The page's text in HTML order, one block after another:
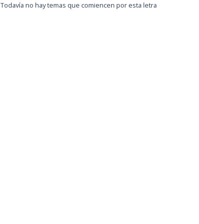
Todavía no hay temas que comiencen por esta letra